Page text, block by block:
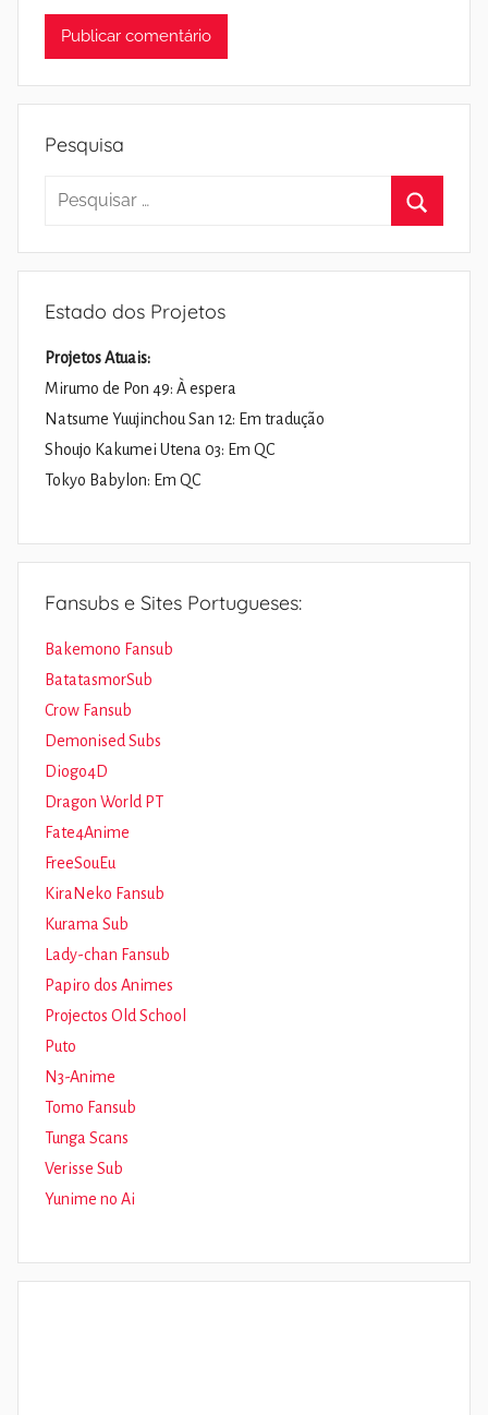
Pesquisa
Pesquisar
Estado dos Projetos
Projetos Atuais:
Mirumo de Pon 49: À espera
Natsume Yuujinchou San 12: Em tradução
Shoujo Kakumei Utena 03: Em QC
Tokyo Babylon: Em QC
Fansubs e Sites Portugueses:
Bakemono Fansub
BatatasmorSub
Crow Fansub
Demonised Subs
Diogo4D
Dragon World PT
Fate4Anime
FreeSouEu
KiraNeko Fansub
Kurama Sub
Lady-chan Fansub
Papiro dos Animes
Projectos Old School
Puto
N3-Anime
Tomo Fansub
Tunga Scans
Verisse Sub
Yunime no Ai